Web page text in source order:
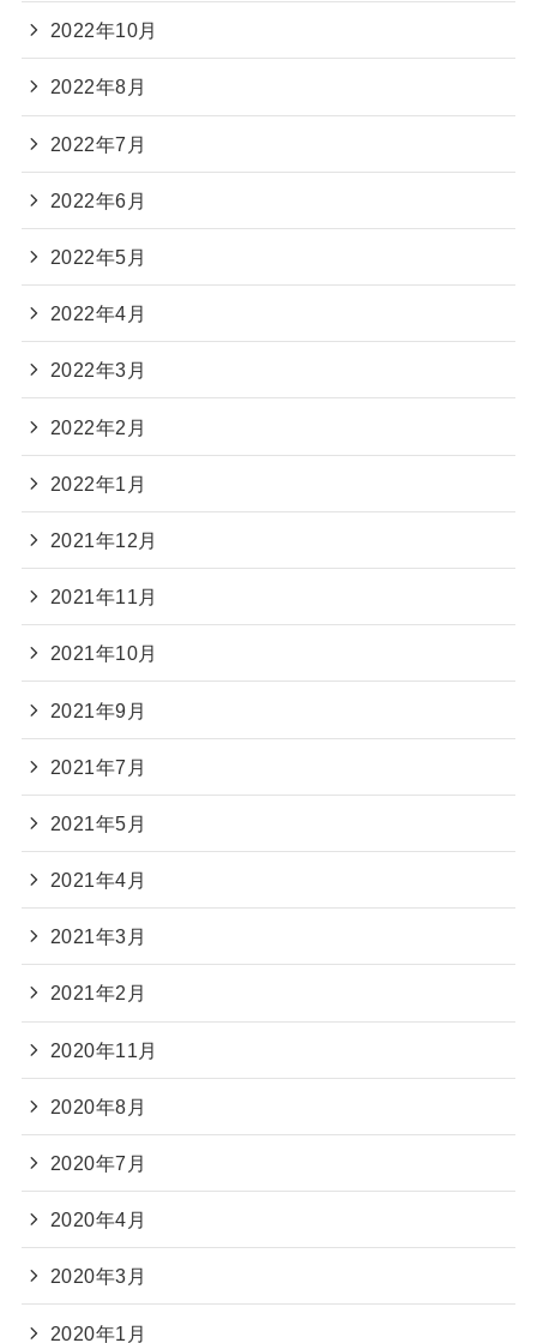
2022年10月
2022年8月
2022年7月
2022年6月
2022年5月
2022年4月
2022年3月
2022年2月
2022年1月
2021年12月
2021年11月
2021年10月
2021年9月
2021年7月
2021年5月
2021年4月
2021年3月
2021年2月
2020年11月
2020年8月
2020年7月
2020年4月
2020年3月
2020年1月